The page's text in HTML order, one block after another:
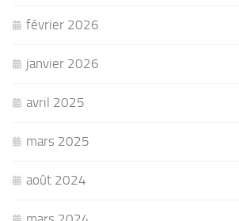
février 2026
janvier 2026
avril 2025
mars 2025
août 2024